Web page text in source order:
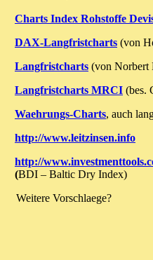
Charts Index Rohstoffe
DAX-Langfristcharts (von
Langfristcharts (von Norbert
Langfristcharts MRCI (bes.
Waehrungs-Charts, auch
http://www.leitzinsen.info
http://
(BDI – Baltic Dry Index)
Weitere Vorschlaege?